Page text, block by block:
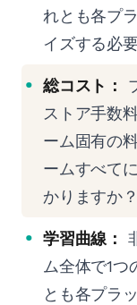
れとも各プ
イズする必
総コスト：
ストア手数
ーム固有の
ームすべて
かりますか？
学習曲線：
ム全体で1つ
とも各プラ